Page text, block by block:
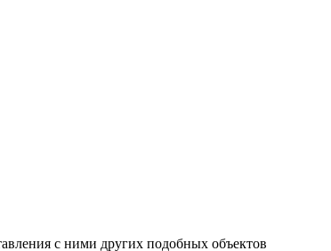
с ними других подобных объектов